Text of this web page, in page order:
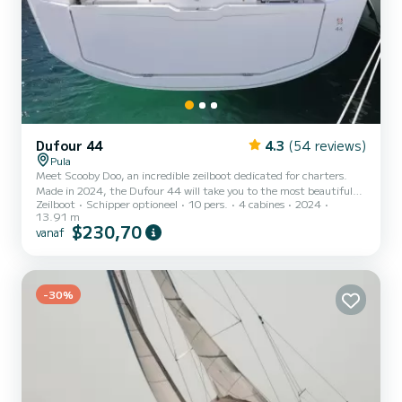
Dufour 44 4.3 (54 reviews)
Pula
Meet Scooby Doo, an incredible zeilboot dedicated for charters.
Made in 2024, the Dufour 44 will take you to the most beautiful
anchorages in Pula. You are going to have an exceptional cruise on
this zeilboot of 14 meters. You will be able to accommodate up to
10 passengers when cruising and take advantage of its 4 cabins
Furling genoa Het heeft de volgende uitrus...
Zeilboot Schipper optioneel 10 pers. 4 cabines
2024
13.91 m
vanaf $230,70
-30%